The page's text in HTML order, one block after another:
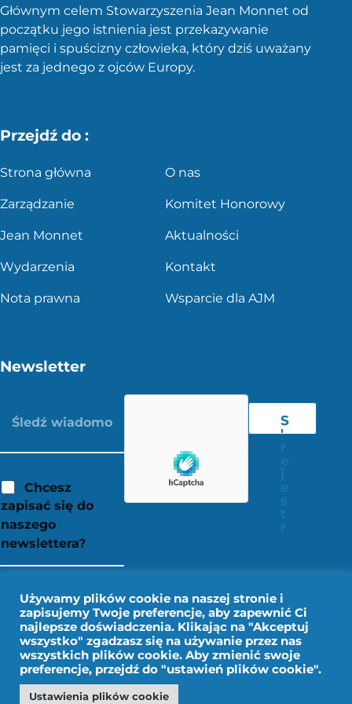
Głównym celem Stowarzyszenia Jean Monnet od
początku jego istnienia jest przekazywanie
pamięci i spuścizny człowieka, który dziś uważany
jest za jednego z ojców Europy.
Przejdź do :
Strona główna O nas
Zarządzanie Komitet Honorowy
Jean Monnet Aktualności
Wydarzenia Kontakt
Nota prawna Wsparcie dla AJM
Newsletter
Chcesz
zapisać się do
naszego
newslettera?
S
'
Nota prawna
Używamy plików cookie na naszej stronie i
zapisujemy Twoje preferencje, aby zapewnić Ci
najlepsze doświadczenia. Klikając na "Akceptuj
wszystko" zgadzasz się na używanie przez nas
wszystkich plików cookie. Aby zmienić swoje
preferencje, przejdź do "ustawień plików cookie".
Ustawienia plików cookie